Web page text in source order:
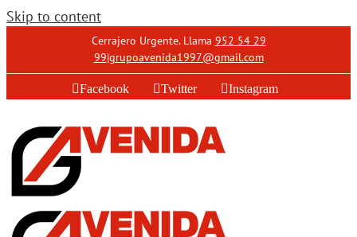
Skip to content
Cerrajero Urgente. Llama 952 54 29
99|grupoavenida1997@gmail.com
Facebook Twitter Instagram